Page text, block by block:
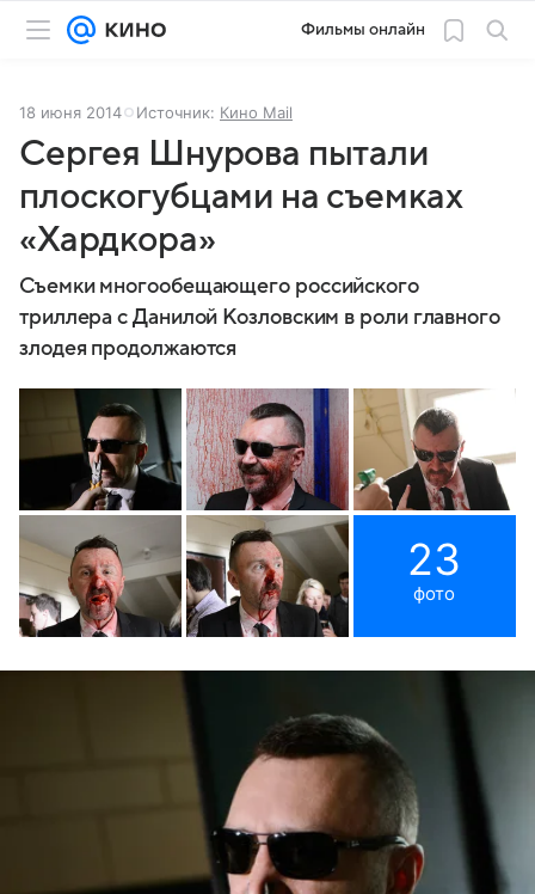
Фильмы онлайн
18 июня 2014 Источник: Кино Mail
Сергея Шнурова пытали
плоскогубцами на съемках
«Хардкора»
Съемки многообещающего российского
триллера с Данилой Козловским в роли главного
злодея продолжаются
23
фото